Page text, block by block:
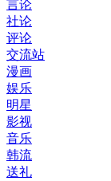
言论
社论
评论
交流站
漫画
娱乐
明星
影视
音乐
韩流
送礼